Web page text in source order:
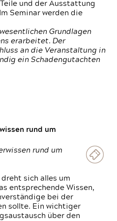
und der Ausstattung
Seminar werden die
Grundlagen
erarbeitet. Der
an die Veranstaltung in
ein Schadengutachten
rund um
rund um
sich alles um
entsprechende Wissen,
bei der
sollte. Ein wichtiger
über den